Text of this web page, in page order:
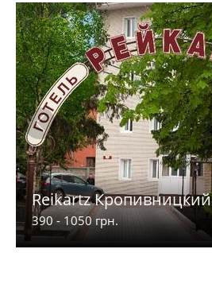
Reikartz Кропивницкий
390 - 1050 грн.